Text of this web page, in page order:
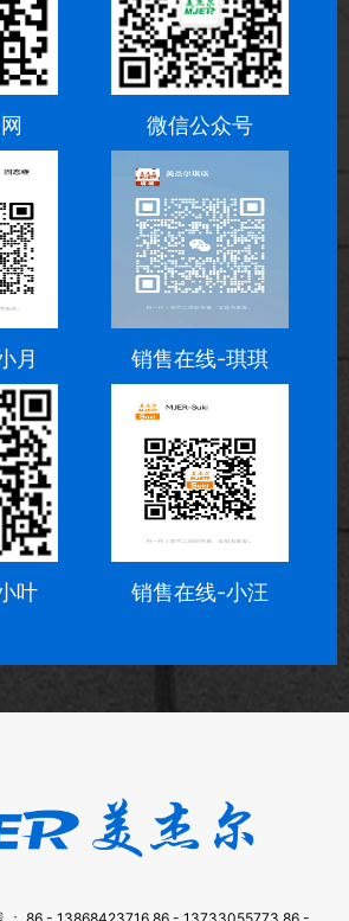
微信公众号
月 销售在线-琪琪
叶 销售在线-小汪